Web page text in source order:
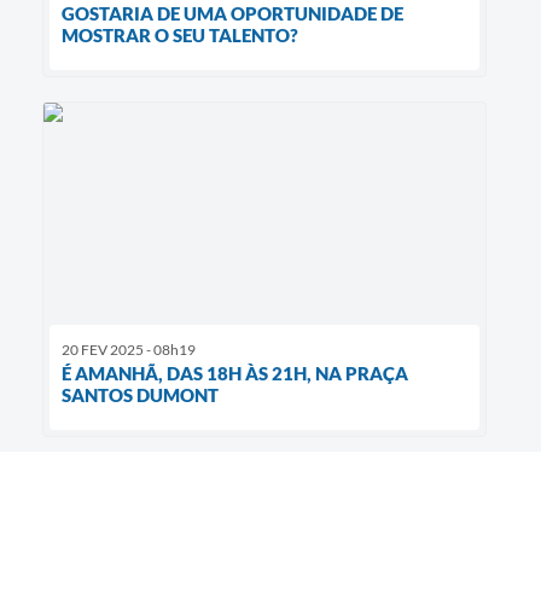
GOSTARIA DE UMA OPORTUNIDADE DE
MOSTRAR O SEU TALENTO?
20 FEV 2025 - 08h19
É AMANHÃ, DAS 18H ÀS 21H, NA PRAÇA
SANTOS DUMONT